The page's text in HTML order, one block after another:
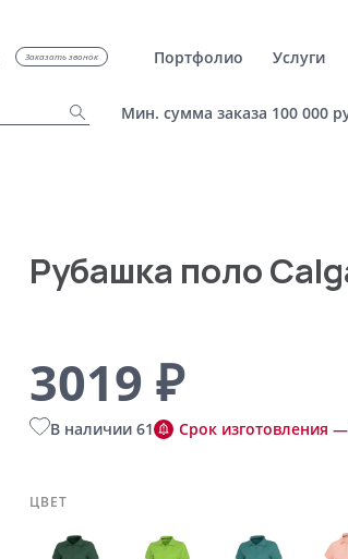
Заказать звонок Портфолио Услуги
Мин. сумма заказа 100 000
Рубашка поло
3019 ₽
В наличии 61 Срок изготовления
ЦВЕТ